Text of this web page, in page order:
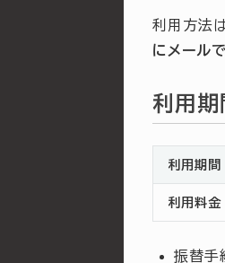
利用方法
にメール
利用期
利用期間
利用料金
振替手